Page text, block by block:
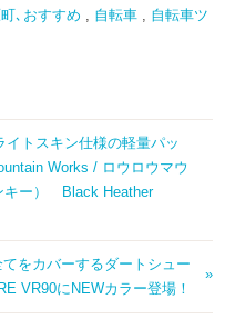
､おすすめ 自転車
自転車ツ
トスキン仕様の軽量パッ
Works / ロウロウマウ
キー） Black Heather
をカバーするダートシュー
VR90にNEWカラー登場！